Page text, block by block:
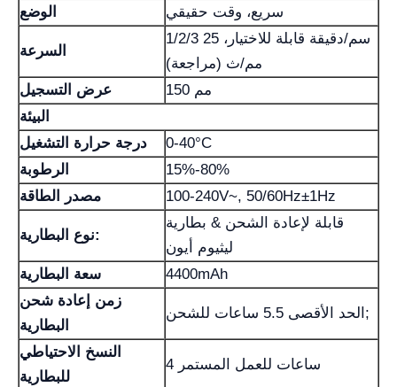
الوضع
سريع، وقت حقيقي
السرعة
1/2/3 سم/دقيقة قابلة للاختيار، 25
مم/ث (مراجعة)
عرض التسجيل
150 مم
البيئة
درجة حرارة التشغيل
0-40°C
الرطوبة
15%-80%
مصدر الطاقة
100-240V~, 50/60Hz±1Hz
نوع البطارية:
قابلة لإعادة الشحن & بطارية
ليثيوم أيون
سعة البطارية
4400mAh
زمن إعادة شحن
البطارية
الحد الأقصى 5.5 ساعات للشحن;
النسخ الاحتياطي
للبطارية
4 ساعات للعمل المستمر